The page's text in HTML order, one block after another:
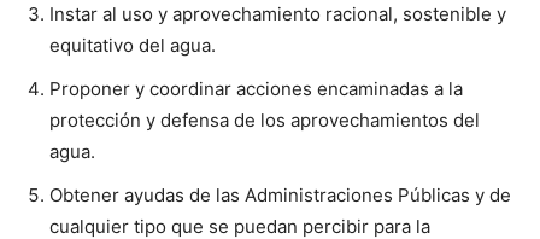
Instar al uso y aprovechamiento racional, sostenible y
equitativo del agua.
Proponer y coordinar acciones encaminadas a la
protección y defensa de los aprovechamientos del
agua.
Obtener ayudas de las Administraciones Públicas y de
cualquier tipo que se puedan percibir para la